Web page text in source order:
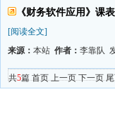
《财务软件应用》课
[阅读全文]
来源： 本站 作者： 李靠队
共5篇 首页 上一页 下一页